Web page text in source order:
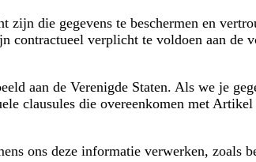
zijn die gegevens te beschermen en
verplicht te voldoen aan de
aan de Verenigde Staten. Als we je
clausules die overeenkomen met
ons deze informatie verwerken, zoals